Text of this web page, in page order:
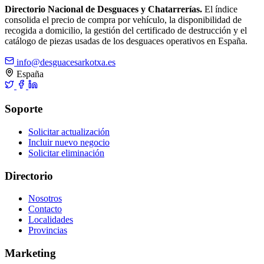
Directorio Nacional de Desguaces y Chatarrerías. El índice
consolida el precio de compra por vehículo, la disponibilidad de
recogida a domicilio, la gestión del certificado de destrucción y el
catálogo de piezas usadas de los desguaces operativos en España.
info@desguacesarkotxa.es
España
Soporte
Solicitar actualización
Incluir nuevo negocio
Solicitar eliminación
Directorio
Nosotros
Contacto
Localidades
Provincias
Marketing